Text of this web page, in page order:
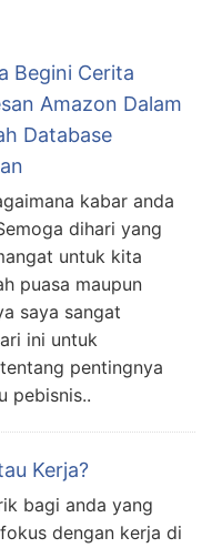
Begini Cerita
Amazon Dalam
Database
kabar anda
dihari yang
untuk kita
puasa maupun
saya sangat
ini untuk
pentingnya
pebisnis..
Kerja?
bagi anda yang
dengan kerja di